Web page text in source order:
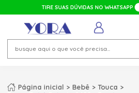
TIRE SUAS DÚVIDAS NO WHATSAPP
Página inicial Bebê
Touca